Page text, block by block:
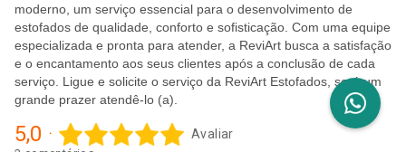
moderno, um serviço essencial para o desenvolvimento de
estofados de qualidade, conforto e sofisticação. Com uma equipe
especializada e pronta para atender, a ReviArt busca a satisfação
e o encantamento aos seus clientes após a conclusão de cada
serviço. Ligue e solicite o serviço da ReviArt Estofados, será um
grande prazer atendê-lo (a).
5,0 · Avaliar